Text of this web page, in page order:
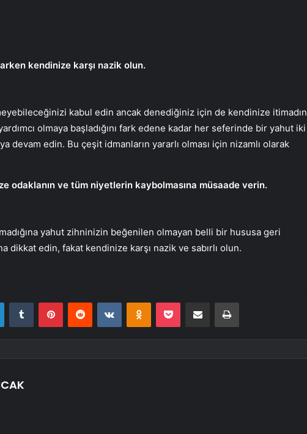
kendinize karşı nazik olun.
kabul edin ancak denediğiniz için de kendinize itimadın
olmaya başladığını fark edene kadar her seferinde bir yahut iki
devam edin. Bu çeşit idmanların yararlı olması için nizamlı olarak
odaklanın ve tüm niyetlerin kaybolmasına müsaade verin.
yahut zihninizin beğenilen olmayan belli bir hususa geri
dikkat edin, fakat kendinize karşı nazik ve sabırlı olun.
LinkedInTumblr PinterestReddit VKontakteOdnoklassniki
Pocket E-Posta ile paylaş Yazdır